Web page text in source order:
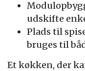
udskifte
Plads til
bruges til
Et køkken, der